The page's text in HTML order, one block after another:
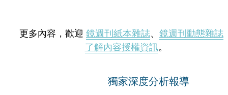
更多內容，歡迎 鏡週刊紙本雜誌、 鏡週刊動態雜誌
了解內容授權資訊。
獨家深度分析報導